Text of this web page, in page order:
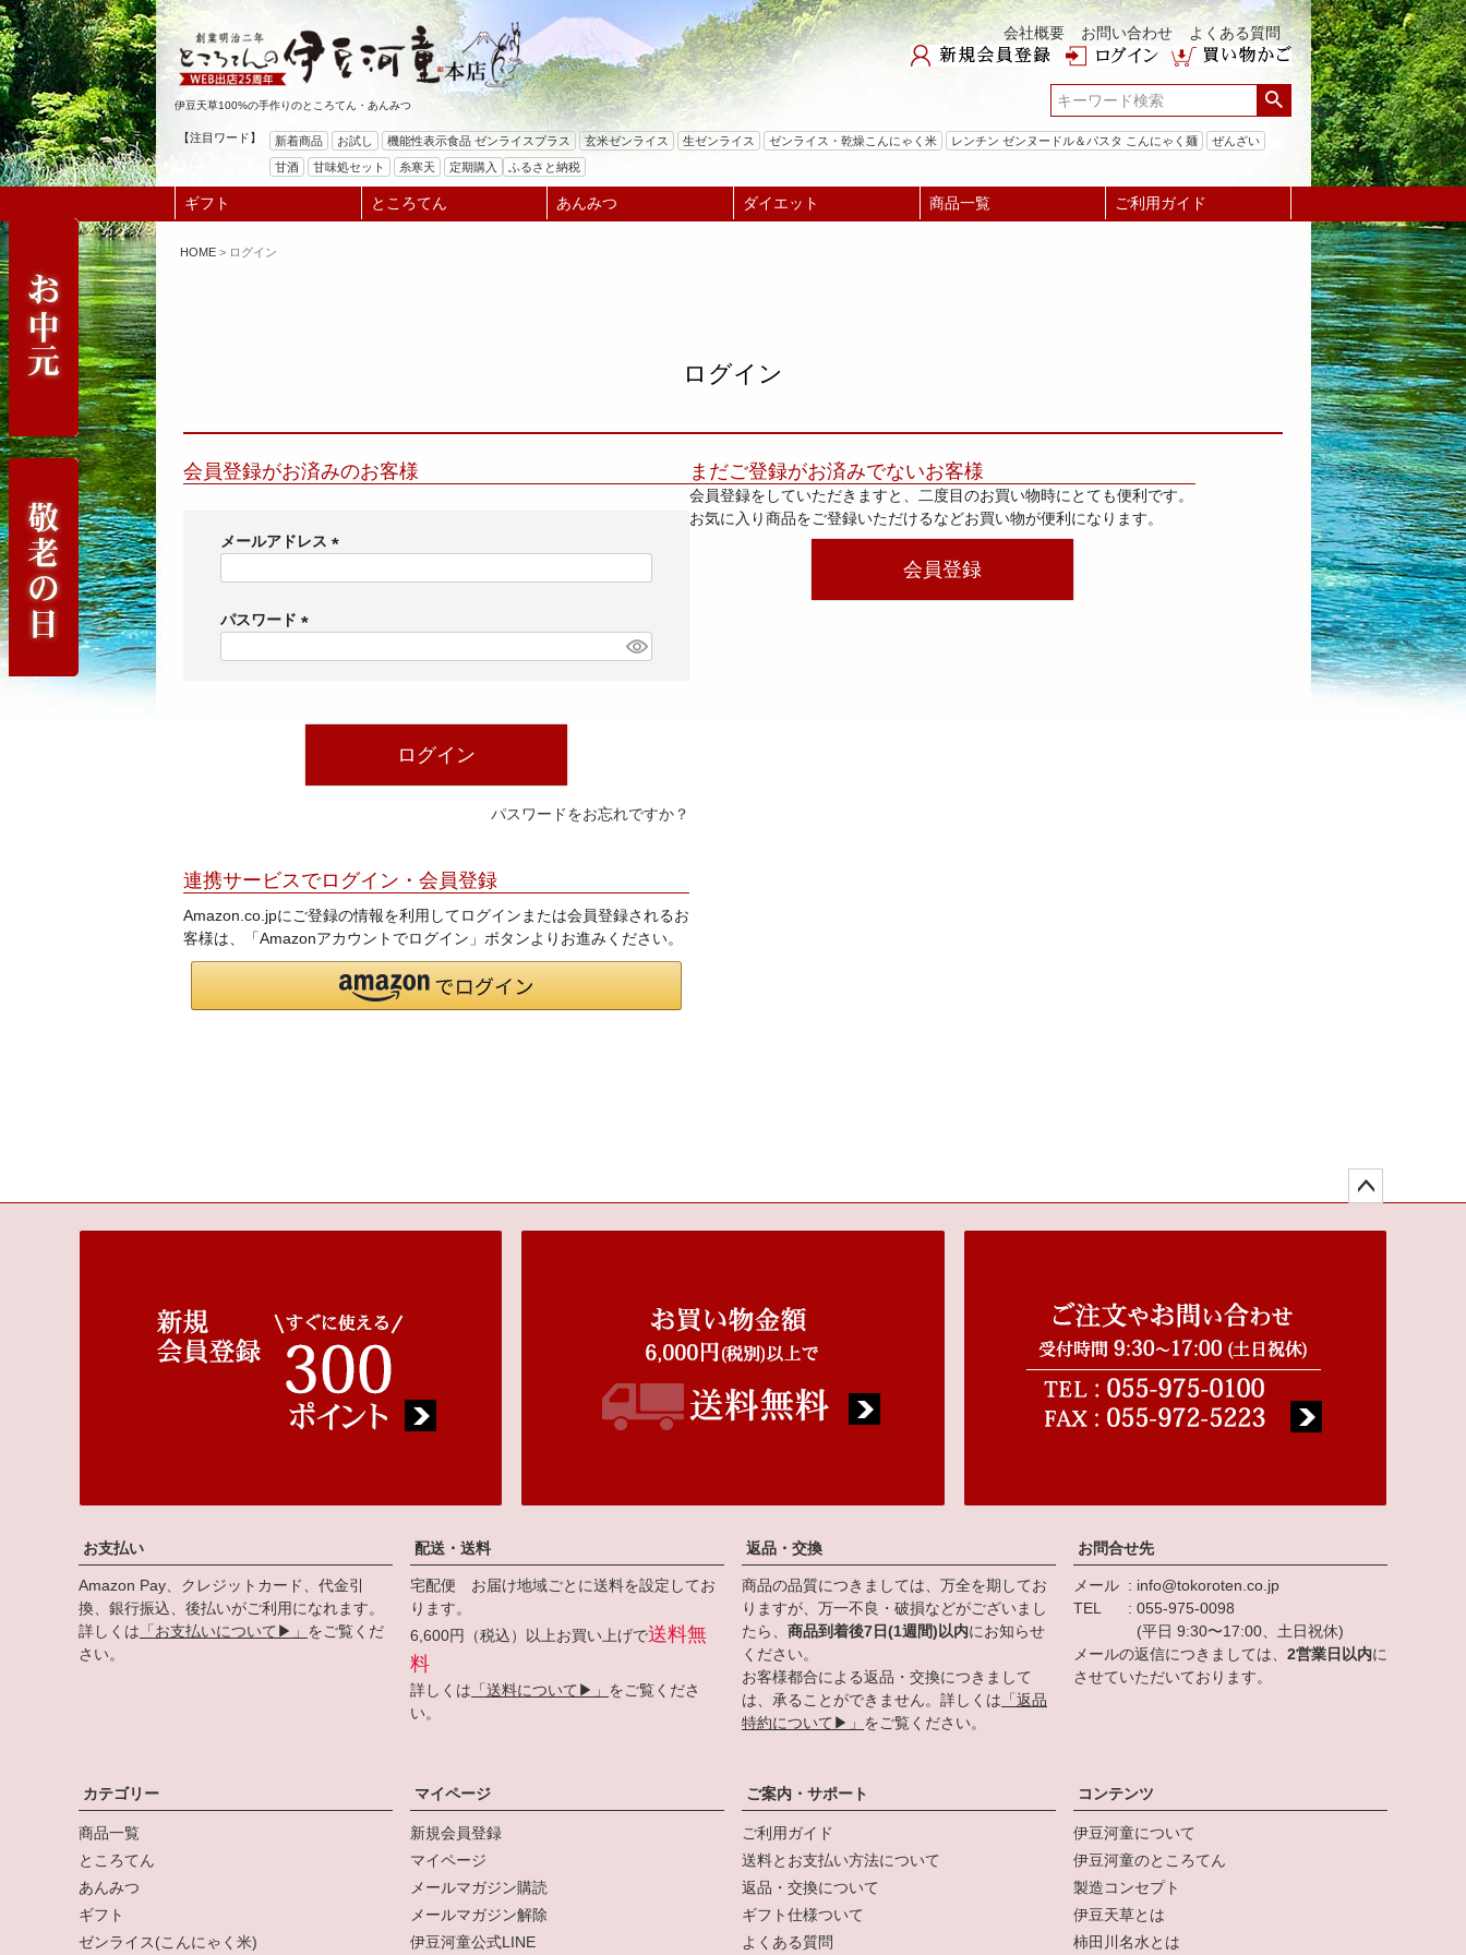
伊豆天草100%の手作りのところてん・あんみつ
会社概要 お問い合わせ よくある質問
検索
【注目ワード】 新着商品 お試し 機能性表示食品 ゼンライスプラス 玄米ゼンライス 生ゼンライス ゼンライス・乾燥こんにゃく米 レンチン ゼンヌードル＆パスタ こんにゃく麺
ぜんざい
甘酒
甘味処セット 糸寒天 定期購入 ふるさと納税
ギフト ところてん あんみつ ダイエット 商品一覧 ご利用ガイド
HOME ログイン
ログイン
会員登録がお済みのお客様
メールアドレス
)
パスワード
ログイン
パスワードをお忘れですか？
連携サービスでログイン・会員登録
Amazon.co.jpにご登録の情報を利用してログインまたは会員登録されるお
客様は、「Amazonアカウントでログイン」ボタンよりお進みください。
まだご登録がお済みでないお客様
会員登録をしていただきますと、二度目のお買い物時にとても便利です。
お気に入り商品をご登録いただけるなどお買い物が便利になります。
会員登録
お支払い
Amazon Pay、クレジットカード、代金引
換、銀行振込、後払いがご利用になれます。
詳しくは 「お支払いについて▶」 をご覧くだ
さい。
配送・送料
宅配便 お届け地域ごとに送料を設定してお
ります。
6,600円（税込）以上お買い上げで送料無
料
詳しくは 「送料について▶」 をご覧くださ
い。
返品・交換
商品の品質につきましては、万全を期してお
りますが、万一不良・破損などがございまし
たら、 商品到着後7日(1週間)以内にお知らせ
ください。
お客様都合による返品・交換につきまして
は、承ることができません。詳しくは 「返品
特約について▶」 をご覧ください。
お問合せ先
メール
info@tokoroten.co.jp
TEL
055-975-0098
(平日 9:30〜17:00、土日祝休)
メールの返信につきましては、 2営業日以内に
させていただいております。
カテゴリー
商品一覧
ところてん
あんみつ
ギフト
ゼンライス(こんにゃく米)
マイページ
新規会員登録
マイページ
メールマガジン購読
メールマガジン解除
伊豆河童公式LINE
ご案内・サポート
ご利用ガイド
送料とお支払い方法について
返品・交換について
ギフト仕様ついて
よくある質問
コンテンツ
伊豆河童について
伊豆河童のところてん
製造コンセプト
伊豆天草とは
柿田川名水とは